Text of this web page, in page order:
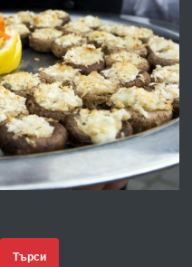
преди 1 година
работници
преди 1 година
"По стъпките на Ангел
Търси